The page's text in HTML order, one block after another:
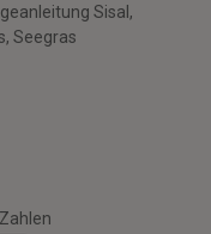
Sisal,
Seegras